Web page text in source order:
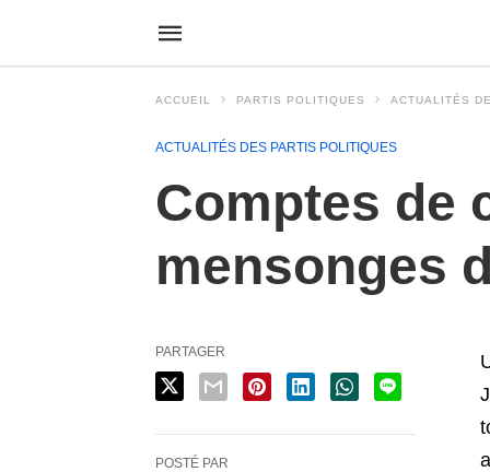
ACCUEIL PARTIS POLITIQUES ACTUALITÉS
ACTUALITÉS DES PARTIS POLITIQUES
Comptes de
mensonges
PARTAGER
POSTÉ PAR